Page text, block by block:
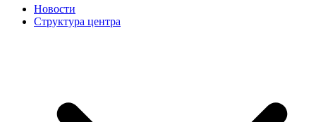
Новости
Структура центра